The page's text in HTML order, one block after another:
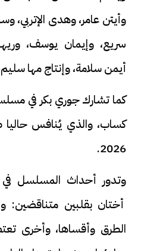
وأيتن عامر، وهدى
سريع، وإيمان يوسف،
أيمن سلامة، وإنتاج مها
كما تشارك جوري بكر في
كساب، والذي يُنافس
2026.
وتدور أحداث المسلسل في
أختان بقلبين متناقضين:
الطرق وأقساها، وأخرى